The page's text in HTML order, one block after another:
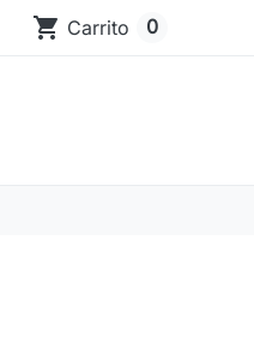
shopping_cart Carrito 0